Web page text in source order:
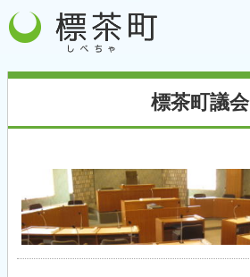
標茶町議会